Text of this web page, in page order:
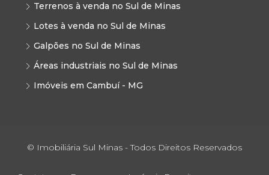
Terrenos à venda no Sul de Minas
Lotes à venda no Sul de Minas
Galpões no Sul de Minas
Áreas industriais no Sul de Minas
Imóveis em Cambuí - MG
© Imobiliária Sul Minas - Todos Direitos Reservados